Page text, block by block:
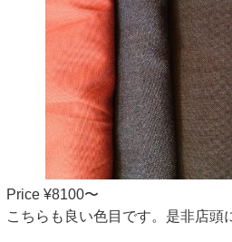
Price ¥8100〜
こちらも良い色目です。是非店頭